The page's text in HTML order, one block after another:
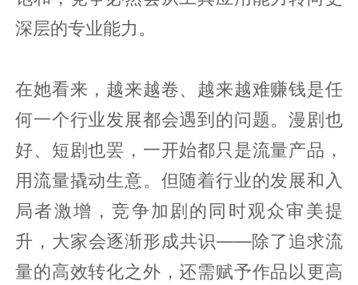
深层的专业能力。
在她看来，越来越卷、越来越难赚钱是任
何一个行业发展都会遇到的问题。漫剧也
好、短剧也罢，一开始都只是流量产品，
用流量撬动生意。但随着行业的发展和入
局者激增，竞争加剧的同时观众审美提
升，大家会逐渐形成共识——除了追求流
量的高效转化之外，还需赋予作品以更高